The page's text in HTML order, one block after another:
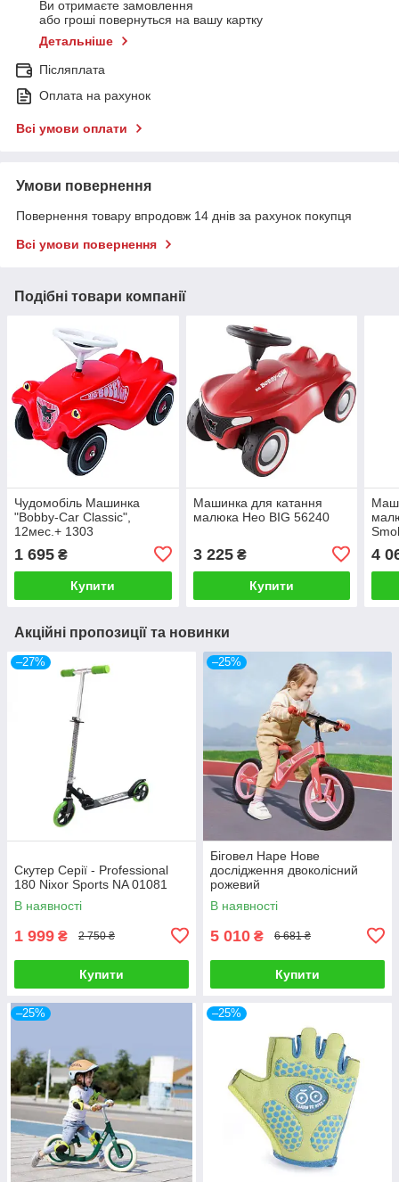
Ви отримаєте замовлення
або гроші повернуться на вашу картку
Детальніше
Післяплата
Оплата на рахунок
Всі умови оплати
Умови повернення
Повернення товару впродовж 14 днів за рахунок покупця
Всі умови повернення
Подібні товари компанії
Чудомобіль Машинка
"Bobby-Car Classic",
12мес.+ 1303
1 695 ₴
Купити
Машинка для катання
малюка Нео BIG 56240
3 225₴
Купити
4
Акційні пропозиції та новинки
–27%
Скутер Серії - Professional
180 Nixor Sports NA 01081
В наявності
1 999 ₴ 2 750 ₴
Купити
–25%
Біговел Hape Нове
дослідження двоколісний
рожевий
В наявності
5 010 ₴ 6 681 ₴
Купити
–25% –25%